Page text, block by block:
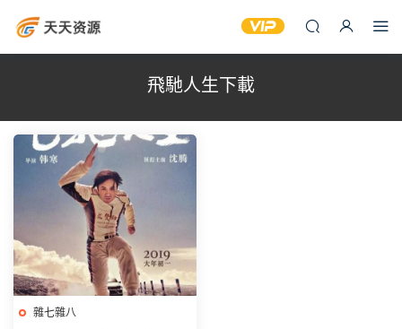
飛馳人生下載
雜七雜八